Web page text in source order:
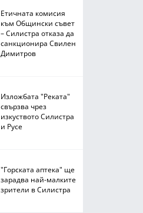
Етичната комисия
към Общински съвет
– Силистра отказа да
санкционира Свилен
Димитров
Изложбата "Реката"
свързва чрез
изкуството Силистра
и Русе
"Горската аптека" ще
зарадва най-малките
зрители в Силистра